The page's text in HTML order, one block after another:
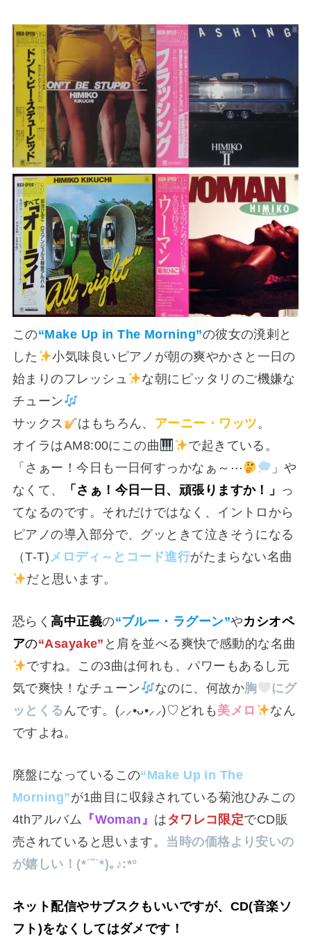
この“Make Up in The Morning”の彼女の溌剌と
した
小気味良いピアノが朝の爽やかさと一日の
始まりのフレッシュ
な朝にピッタリのご機嫌な
チューン
サックス
はもちろん、 アーニー・ワッツ。
オイラはAM8:00にこの曲
で起きている。
「さぁー！今日も一日何すっかなぁ～⋯
」や
なくて、
「さぁ！今日一日、頑張りますか！」 っ
てなるのです。それだけではなく、イントロから
ピアノの導入部分で、グッときて泣きそうになる
（T-T)メロディ～とコード進行がたまらない名曲
だと思います。
恐らく高中正義の“ブルー・ラグーン”やカシオペ
アの“Asayake” と肩を並べる爽快で感動的な名曲
ですね。この3曲は何れも、パワーもあるし元
気で爽快！なチューン
なのに、何故か胸‪
にグ
ッとくる んです。(⸝⸝•ᴗ•⸝⸝)♡どれも 美メロ
なん
ですよね。
廃盤になっているこの“Make Up in The
Morning”が1曲目に収録されている菊池ひみこの
4thアルバム
『Woman』 は タワレコ限定でCD販
売されていると思います。 当時の価格より安いの
が嬉しい！(*ˊ˘ˋ*)｡♪:*°
ネット配信やサブスクもいいですが、CD(音楽ソ
フト)をなくしてはダメです！